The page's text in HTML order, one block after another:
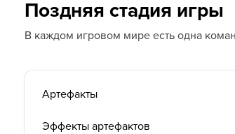
Поздняя стадия игры
В каждом игровом мире есть одна
Артефакты
Эффекты артефактов